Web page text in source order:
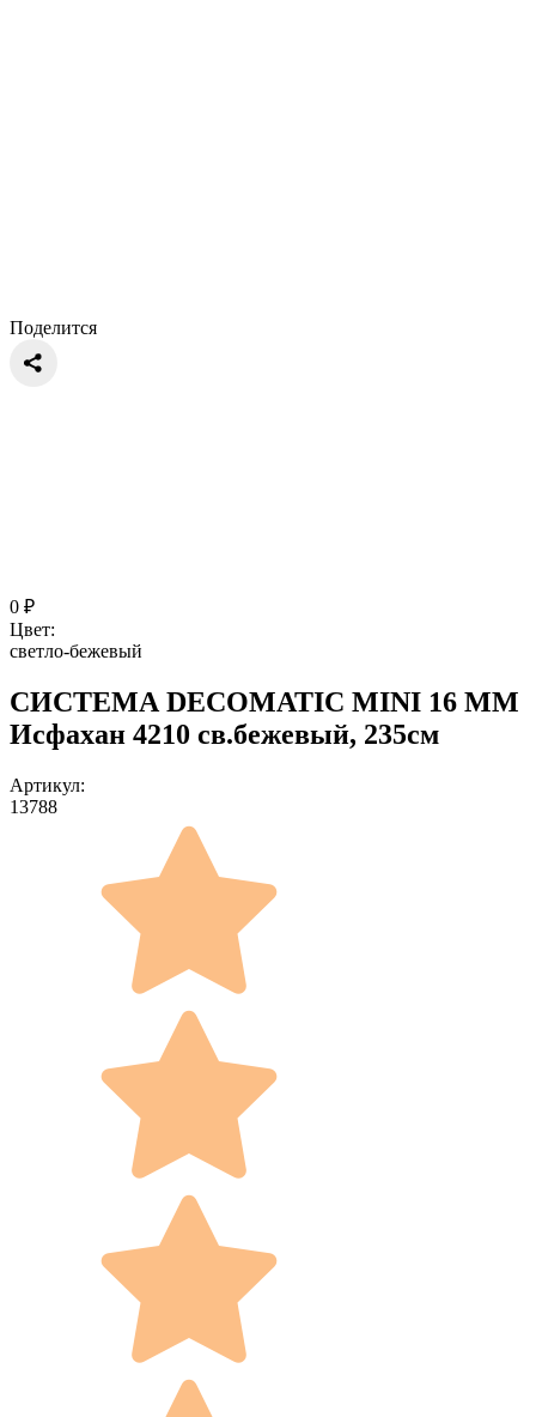
Поделится
0 ₽
Цвет:
светло-бежевый
СИСТЕМА DECOMATIC MINI 16 ММ
Исфахан 4210 св.бежевый, 235см
Артикул:
13788